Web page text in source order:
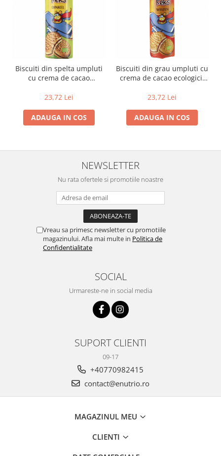
Biscuiti din spelta umpluti
cu crema de cacao
23,72 Lei
ADAUGA IN COS
Biscuiti din grau umpluti cu
crema de cacao ecologici,
23,72 Lei
ADAUGA IN COS
NEWSLETTER
Nu rata ofertele si promotiile noastre
Vreau sa primesc newsletter cu promotiile
magazinului. Afla mai multe in Politica de
Confidentialitate
SOCIAL
Urmareste-ne in social media
SUPORT CLIENTI
09-17
+40770982415
contact@enutrio.ro
MAGAZINUL MEU
CLIENTI